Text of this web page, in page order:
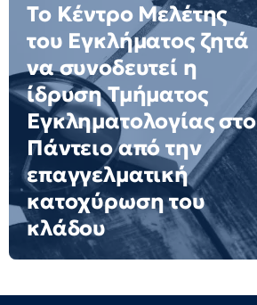
Το Κέντρο Μελέτης
του Εγκλήματος ζητά
να συνοδευτεί η
ίδρυση Τμήματος
Εγκληματολογίας στο
Πάντειο από την
επαγγελματική
κατοχύρωση του
κλάδου